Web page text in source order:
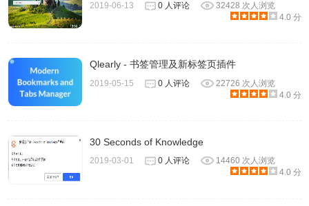
2019-06-13 0 人评论
32428 次人浏览
4.0 分
Qlearly - 书签管理及新标签页插件
2019-05-15 0 人评论
22726 次人浏览
4.0 分
30 Seconds of Knowledge
2019-03-01 0 人评论
14460 次人浏览
4.0 分